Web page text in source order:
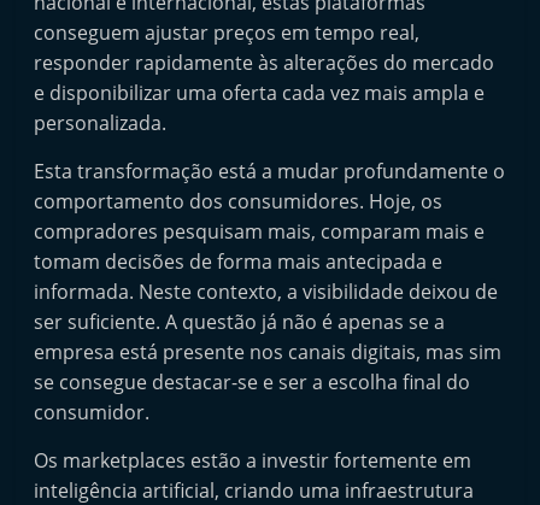
conseguem ajustar preços em tempo real,
responder rapidamente às alterações do mercado
e disponibilizar uma oferta cada vez mais ampla e
personalizada.
Esta transformação está a mudar profundamente o
comportamento dos consumidores. Hoje, os
compradores pesquisam mais, comparam mais e
tomam decisões de forma mais antecipada e
informada. Neste contexto, a visibilidade deixou de
ser suficiente. A questão já não é apenas se a
empresa está presente nos canais digitais, mas sim
se consegue destacar-se e ser a escolha final do
consumidor.
Os marketplaces estão a investir fortemente em
inteligência artificial, criando uma infraestrutura